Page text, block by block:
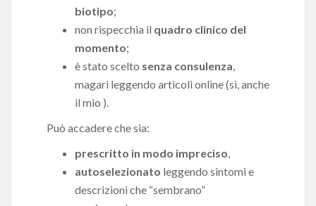
biotipo;
non rispecchia il quadro clinico del
momento;
è stato scelto senza consulenza,
magari leggendo articoli online (sì, anche
il mio ).
Può accadere che sia:
prescritto in modo impreciso,
autoselezionato leggendo sintomi e
descrizioni che “sembrano”